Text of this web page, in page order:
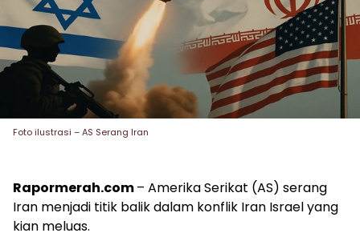
Foto ilustrasi – AS Serang Iran
Rapormerah.com– Amerika Serikat (AS) serang
Iran menjadi titik balik dalam konflik Iran Israel yang
kian meluas.